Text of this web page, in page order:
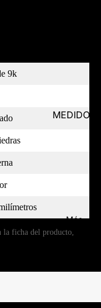
MEDIDOR
Más
9k
la ficha del producto,